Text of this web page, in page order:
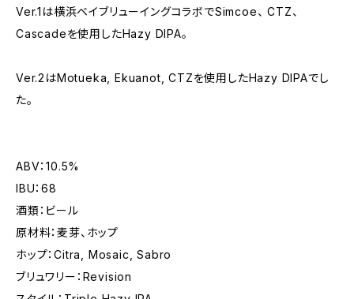
Ver.1は横浜ベイブリューイングコラボでSimcoe、 CTZ、
Cascadeを使用したHazy DIPA。
Ver.2はMotueka, Ekuanot, CTZを使用したHazy DIPAでし
た。
ABV：10.5%
IBU：68
酒類：ビール
原材料：麦芽、ホップ
ホップ：Citra, Mosaic, Sabro
ブリュワリー：Revision